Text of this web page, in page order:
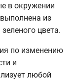
в окружении
из
цвета.
по изменению
и
любой